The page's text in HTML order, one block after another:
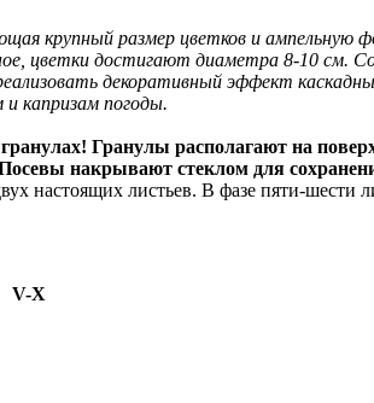
крупный размер цветков и
цветки достигают диаметра 8-10 см.
декоративный эффект
и капризам погоды.
Гранулы располагают на
накрывают стеклом для
настоящих листьев. В фазе пяти-
V-X